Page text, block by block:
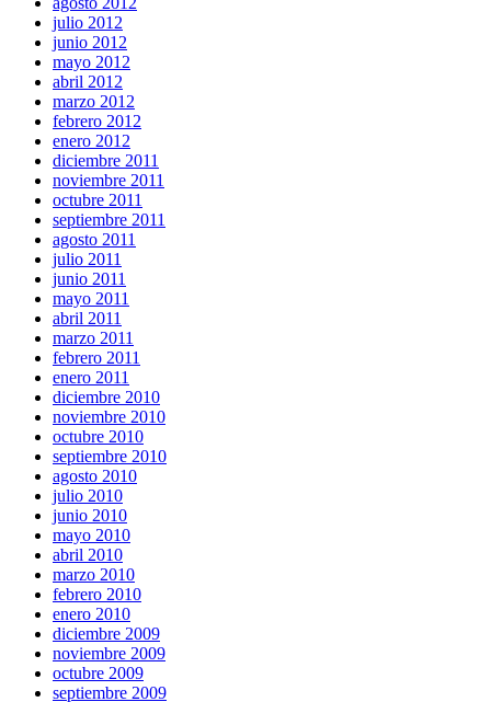
julio 2012
junio 2012
mayo 2012
abril 2012
marzo 2012
febrero 2012
enero 2012
diciembre 2011
noviembre 2011
octubre 2011
septiembre 2011
agosto 2011
julio 2011
junio 2011
mayo 2011
abril 2011
marzo 2011
febrero 2011
enero 2011
diciembre 2010
noviembre 2010
octubre 2010
septiembre 2010
agosto 2010
julio 2010
junio 2010
mayo 2010
abril 2010
marzo 2010
febrero 2010
enero 2010
diciembre 2009
noviembre 2009
octubre 2009
septiembre 2009